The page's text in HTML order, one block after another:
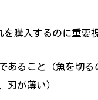
を購入するのに重要
あること（魚を切る
刃が薄い）